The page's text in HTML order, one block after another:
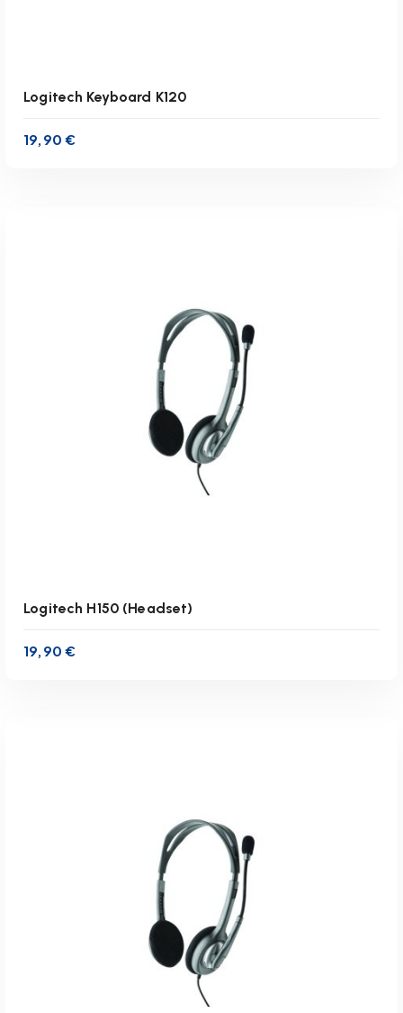
inkl. 19 % MwSt.
zzgl.Versandkosten
Lieferzeit:
1-3 Werktage
IN DEN WARENKORB
Logitech Keyboard K120
19,90 €
inkl. 19 % MwSt.
zzgl.Versandkosten
Lieferzeit:
1-3 Werktage
IN DEN WARENKORB
Logitech H150 (Headset)
19,90 €